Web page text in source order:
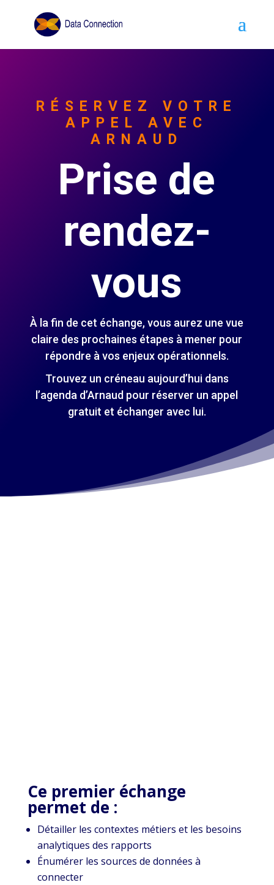
RÉSERVEZ VOTRE
APPEL AVEC
ARNAUD
Prise de
rendez-
vous
À la fin de cet échange, vous aurez une vue
claire des prochaines étapes à mener pour
répondre à vos enjeux opérationnels.
Trouvez un créneau aujourd’hui dans
l’agenda d’Arnaud pour réserver un appel
gratuit et échanger avec lui.
Ce premier échange
permet de :
Détailler les contextes métiers et les besoins
analytiques des rapports
Énumérer les sources de données à
connecter